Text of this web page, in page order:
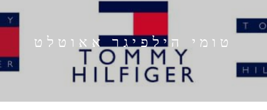
טומי הילפיגר אאוטלט